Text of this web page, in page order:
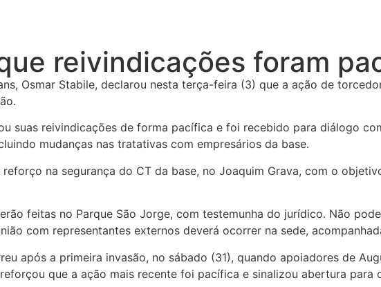
reivindicações foram
Osmar Stabile, declarou nesta terça-feira (3) que a ação de
suas reivindicações de forma pacífica e foi recebido para diálogo
mudanças nas tratativas com empresários da base.
na segurança do CT da base, no Joaquim Grava, com o
feitas no Parque São Jorge, com testemunha do jurídico. Não
com representantes externos deverá ocorrer na sede,
após a primeira invasão, no sábado (31), quando apoiadores de
que a ação mais recente foi pacífica e sinalizou abertura para